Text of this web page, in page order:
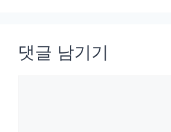
댓글 남기기